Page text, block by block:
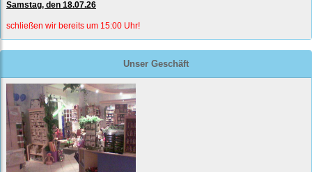
Samstag, den 18.07.26
schließen wir bereits um 15:00 Uhr!
Unser Geschäft